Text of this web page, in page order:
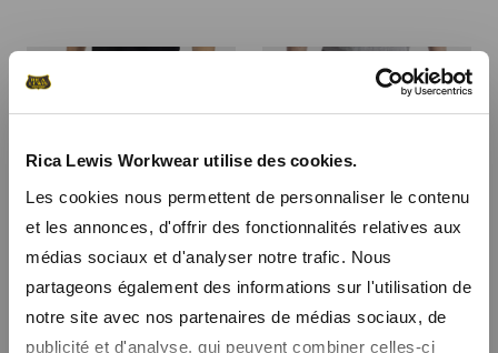
Rica Lewis Workwear utilise des cookies.
Les cookies nous permettent de personnaliser le contenu
et les annonces, d'offrir des fonctionnalités relatives aux
médias sociaux et d'analyser notre trafic. Nous
partageons également des informations sur l'utilisation de
notre site avec nos partenaires de médias sociaux, de
publicité et d'analyse, qui peuvent combiner celles-ci